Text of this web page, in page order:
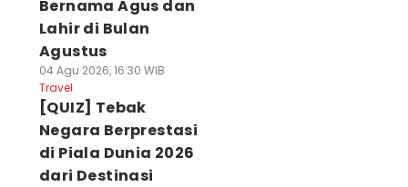
Bernama Agus dan
Lahir di Bulan
Agustus
04 Agu 2026, 16:30 WIB
Travel
[QUIZ] Tebak
Negara Berprestasi
di Piala Dunia 2026
dari Destinasi